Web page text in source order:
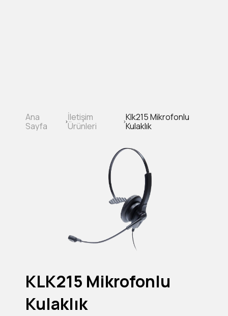
Sayfa
yolu
Ana
Sayfa
İletişim
Ürünleri
Klk215 Mikrofonlu
Kulaklık
KLK215 Mikrofonlu
Kulaklık